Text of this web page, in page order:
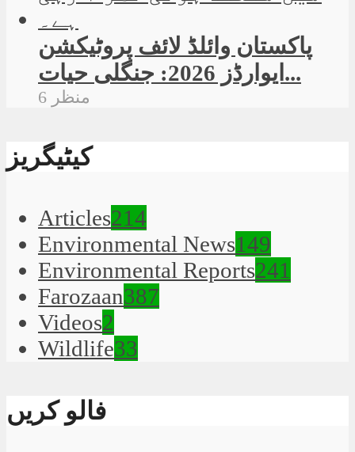
پاکستان وائلڈ لائف پروٹیکشن
ایوارڈز 2026: جنگلی حیات...
6 منظر
کیٹیگریز
Articles214
Environmental News149
Environmental Reports241
Farozaan387
Videos2
Wildlife33
فالو کریں